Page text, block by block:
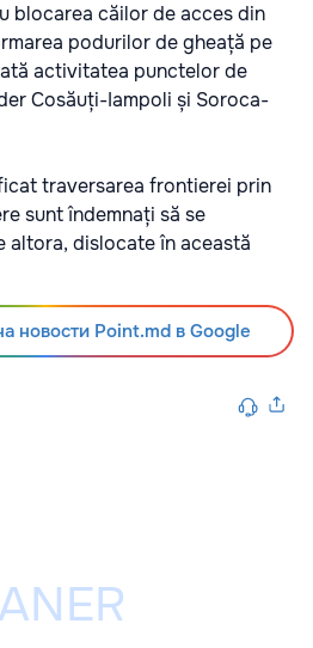
blocarea căilor de acces din
podurilor de gheață pe
activitatea punctelor de
Cosăuți-Iampoli și Soroca-
traversarea frontierei prin
sunt îndemnați să se
altora, dislocate în această
новости Point.md в Google